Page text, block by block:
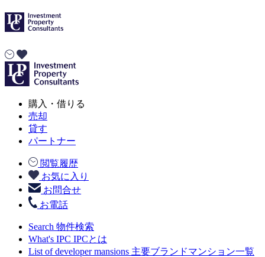
購入・借りる
売却
貸す
パートナー
閲覧履歴
お気に入り
お問合せ
お電話
Search 物件検索
What's IPC IPCとは
List of developer mansions 主要ブランドマンション一覧